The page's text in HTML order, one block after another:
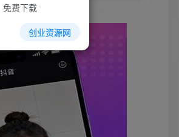
免费下载
创业资源网